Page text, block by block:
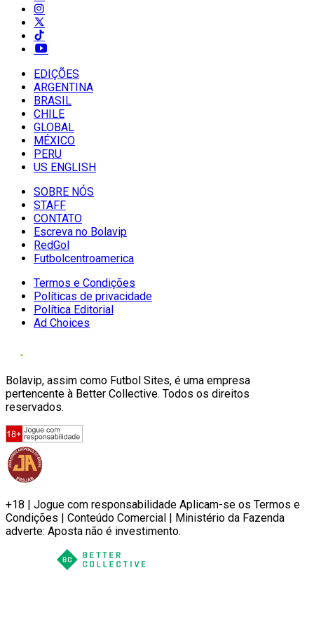
EDIÇÕES
ARGENTINA
BRASIL
CHILE
GLOBAL
MÉXICO
PERU
US ENGLISH
SOBRE NÓS
STAFF
CONTATO
Escreva no Bolavip
RedGol
Futbolcentroamerica
Termos e Condições
Políticas de privacidade
Política Editorial
Ad Choices
Bolavip, assim como Futbol Sites, é uma empresa
pertencente à Better Collective. Todos os direitos
reservados.
+18 | Jogue com responsabilidade Aplicam-se os Termos e
Condições | Conteúdo Comercial | Ministério da Fazenda
adverte: Aposta não é investimento.